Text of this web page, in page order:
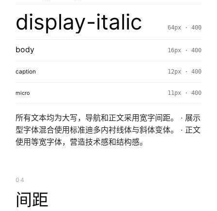
display-italic 64px · 400
body 16px · 400
caption 12px · 400
micro 11px · 400
所有文本均为大写，导航和正文采用宽字间距。 · 展示
型字体混合使用标准迪多内衬线体与斜体变体。 · 正文
使用等宽字体，营造技术感和结构感。
04
间距